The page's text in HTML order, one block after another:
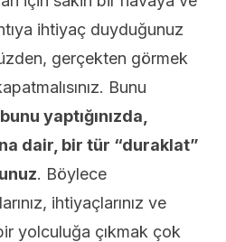
ihtiyaç duyduğunuz
gerçekten görmek
Bunu
bunu yaptığınızda,
dair, bir tür “duraklat”
. Böylece
ihtiyaçlarınız ve
yolculuğa çıkmak çok